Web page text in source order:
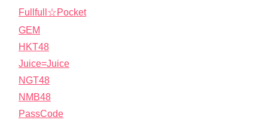
Fullfull☆Pocket
GEM
HKT48
Juice=Juice
NGT48
NMB48
PassCode